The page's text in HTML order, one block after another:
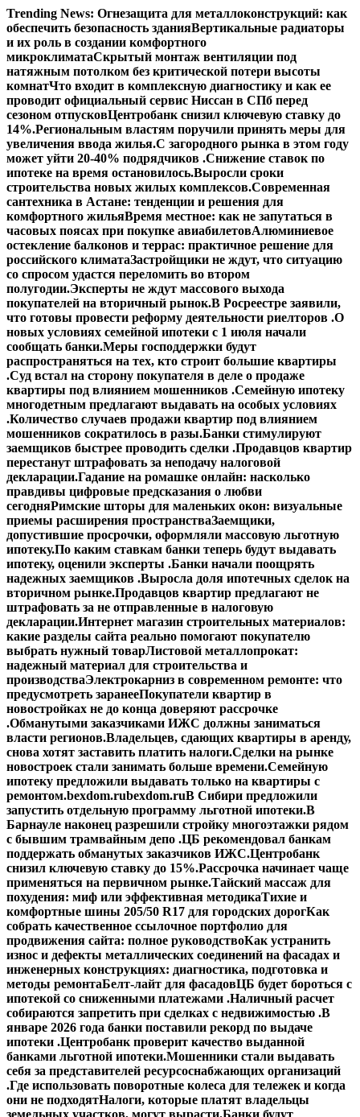
Перейти
к
содержимому
Trending News: Огнезащита для металлоконструкций: как
обеспечить безопасность зданияВертикальные радиаторы
и их роль в создании комфортного
микроклиматаСкрытый монтаж вентиляции под
натяжным потолком без критической потери высоты
комнатЧто входит в комплексную диагностику и как ее
проводит официальный сервис Ниссан в СПб перед
сезоном отпусковЦентробанк снизил ключевую ставку до
14%.Региональным властям поручили принять меры для
увеличения ввода жилья.С загородного рынка в этом году
может уйти 20-40% подрядчиков .Снижение ставок по
ипотеке на время остановилось.Выросли сроки
строительства новых жилых комплексов.Современная
сантехника в Астане: тенденции и решения для
комфортного жильяВремя местное: как не запутаться в
часовых поясах при покупке авиабилетовАлюминиевое
остекление балконов и террас: практичное решение для
российского климатаЗастройщики не ждут, что ситуацию
со спросом удастся переломить во втором
полугодии.Эксперты не ждут массового выхода
покупателей на вторичный рынок.В Росреестре заявили,
что готовы провести реформу деятельности риелторов .О
новых условиях семейной ипотеки с 1 июля начали
сообщать банки.Меры господдержки будут
распространяться на тех, кто строит большие квартиры
.Суд встал на сторону покупателя в деле о продаже
квартиры под влиянием мошенников .Семейную ипотеку
многодетным предлагают выдавать на особых условиях
.Количество случаев продажи квартир под влиянием
мошенников сократилось в разы.Банки стимулируют
заемщиков быстрее проводить сделки .Продавцов квартир
перестанут штрафовать за неподачу налоговой
декларации.Гадание на ромашке онлайн: насколько
правдивы цифровые предсказания о любви
сегодняРимские шторы для маленьких окон: визуальные
приемы расширения пространстваЗаемщики,
допустившие просрочки, оформляли массовую льготную
ипотеку.По каким ставкам банки теперь будут выдавать
ипотеку, оценили эксперты .Банки начали поощрять
надежных заемщиков .Выросла доля ипотечных сделок на
вторичном рынке.Продавцов квартир предлагают не
штрафовать за не отправленные в налоговую
декларации.Интернет магазин строительных материалов:
какие разделы сайта реально помогают покупателю
выбрать нужный товарЛистовой металлопрокат:
надежный материал для строительства и
производстваЭлектрокарниз в современном ремонте: что
предусмотреть заранееПокупатели квартир в
новостройках не до конца доверяют рассрочке
.Обманутыми заказчиками ИЖС должны заниматься
власти регионов.Владельцев, сдающих квартиры в аренду,
снова хотят заставить платить налоги.Сделки на рынке
новостроек стали занимать больше времени.Семейную
ипотеку предложили выдавать только на квартиры с
ремонтом.bexdom.rubexdom.ruВ Сибири предложили
запустить отдельную программу льготной ипотеки.В
Барнауле наконец разрешили стройку многоэтажки рядом
с бывшим трамвайным депо .ЦБ рекомендовал банкам
поддержать обманутых заказчиков ИЖС.Центробанк
снизил ключевую ставку до 15%.Рассрочка начинает чаще
применяться на первичном рынке.Тайский массаж для
похудения: миф или эффективная методикаТихие и
комфортные шины 205/50 R17 для городских дорогКак
собрать качественное ссылочное портфолио для
продвижения сайта: полное руководствоКак устранить
износ и дефекты металлических соединений на фасадах и
инженерных конструкциях: диагностика, подготовка и
методы ремонтаБелт-лайт для фасадовЦБ будет бороться с
ипотекой со сниженными платежами .Наличный расчет
собираются запретить при сделках с недвижимостью .В
январе 2026 года банки поставили рекорд по выдаче
ипотеки .Центробанк проверит качество выданной
банками льготной ипотеки.Мошенники стали выдавать
себя за представителей ресурсоснабжающих организаций
.Где использовать поворотные колеса для тележек и когда
они не подходятНалоги, которые платят владельцы
земельных участков, могут вырасти.Банки будут